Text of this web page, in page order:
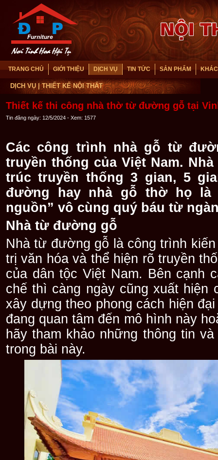
TRANG CHỦ GIỚI THIỆU DỊCH VỤ TIN TỨC SẢN PHẨM
DỊCH VỤ | THIẾT KẾ NỘI THẤT
Thiết kế thi công nhà thờ từ đường gỗ tại
Tin đăng ngày: 12/5/2024 - Xem: 1577
Các công trình nhà gỗ từ
truyền thống của Việt Nam.
trúc truyền thống 3 gian, 5
đường hay nhà gỗ thờ họ là
nguồn” vô cùng quý báu từ
Nhà từ đường gỗ
Nhà từ đường gỗ là công trình
trị văn hóa và thể hiện rõ truyền
của dân tộc Việt Nam. Bên cạnh
chế thì càng ngày cũng xuất
xây dựng theo phong cách hiện
đang quan tâm đến mô hình này
hãy tham khảo những thông tin
trong bài này.